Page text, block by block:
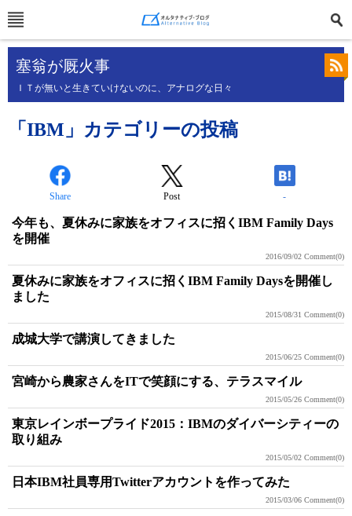
塞翁が厩火事
ＩＴが無いと生きていけないのに、アナログな日々
「IBM」カテゴリーの投稿
Share Post -
今年も、夏休みに家族をオフィスに招くIBM Family Days
を開催
2016/09/02 Comment(0)
夏休みに家族をオフィスに招くIBM Family Daysを開催し
ました
2015/08/31 Comment(0)
成城大学で講演してきました
2015/06/25 Comment(0)
宮崎から農家さんをITで笑顔にする、テラスマイル
2015/05/26 Comment(0)
東京レインボープライド2015：IBMのダイバーシティーの
取り組み
2015/05/02 Comment(0)
日本IBM社員専用Twitterアカウントを作ってみた
2015/03/06 Comment(0)